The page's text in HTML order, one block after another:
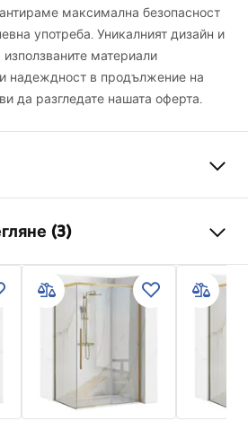
максимална безопасност
употреба. Уникалният дизайн и
материали
и надеждност в продължение на
да разгледате нашата оферта.
Месинг
С две ръкохватки
повърхностен монтаж
Да
mm
1370mm
Да, въртяща се
(3)
безопасност
_5.pdf